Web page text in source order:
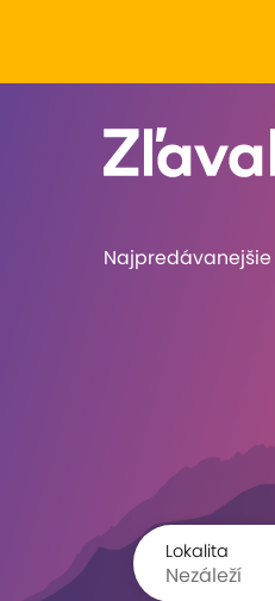
Najpredávanejšie
Lokalita